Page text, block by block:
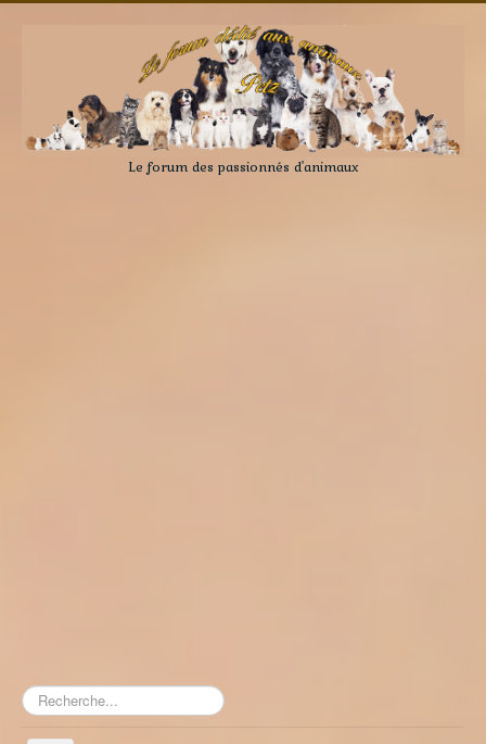
Le forum des passionnés d'animaux
Rechercher